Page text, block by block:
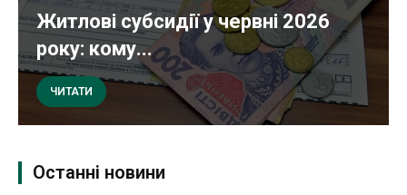
Житлові субсидії у червні 2026
року: кому...
ЧИТАТИ
Останні новини